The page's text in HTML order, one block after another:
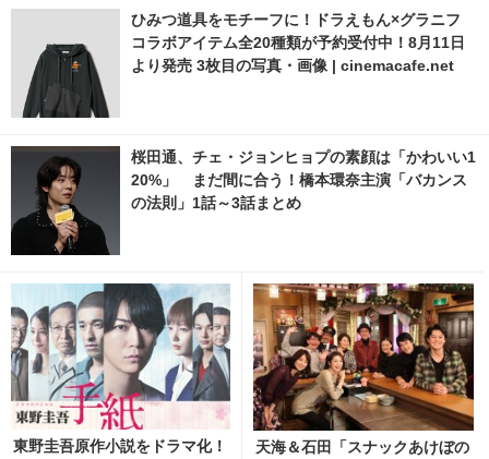
ひみつ道具をモチーフに！ドラえもん×グラニフ
コラボアイテム全20種類が予約受付中！8月11日
より発売 3枚目の写真・画像 | cinemacafe.net
桜田通、チェ・ジョンヒョプの素顔は「かわいい1
20%」 まだ間に合う！橋本環奈主演「バカンス
の法則」1話～3話まとめ
東野圭吾原作小説をドラマ化！
天海＆石田「スナックあけぼの